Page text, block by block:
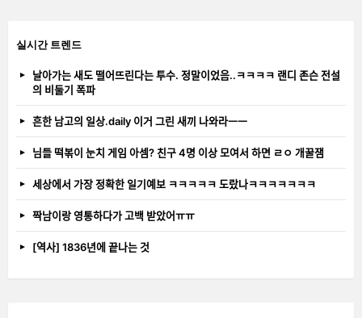
실시간 트렌드
날아가는 새도 떨어뜨린다는 투수. 정말이었음..ㅋㅋㅋㅋ 랜디 존슨 전설
의 비둘기 폭파
흔한 남고의 일상.daily 이거 그린 새끼 나와라ㅡㅡ
님들 떡볶이 눈치 게임 아셈? 친구 4명 이상 모여서 하면 ㄹㅇ 개꿀잼
세상에서 가장 정확한 일기예보 ㅋㅋㅋㅋㅋ 도랐나ㅋㅋㅋㅋㅋㅋㅋ
짝남이랑 영통하다가 고백 받았어ㅠㅠ
[역사] 1836년에 끝나는 것